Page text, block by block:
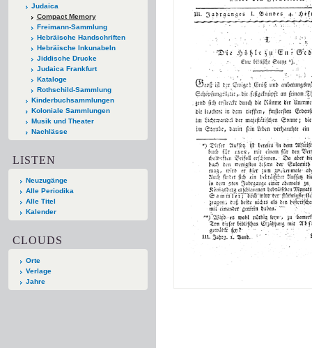
Judaica
Compact Memory
Freimann-Sammlung
Hebräische Handschriften
Hebräische Inkunabeln
Jiddische Drucke
Judaica Frankfurt
Kataloge
Rothschild-Sammlung
Kinderbuchsammlungen
Koloniale Sammlungen
Musik und Theater
Nachlässe
LISTEN
Neuzugänge
Alle Periodika
Alle Titel
Kalender
CLOUDS
Orte
Verlage
Jahre